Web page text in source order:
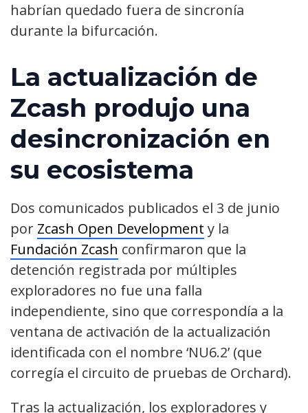
habrían quedado fuera de sincronía
durante la bifurcación.
La actualización de
Zcash produjo una
desincronización en
su ecosistema
Dos comunicados publicados el 3 de junio
por Zcash Open Development y la
Fundación Zcash confirmaron que la
detención registrada por múltiples
exploradores no fue una falla
independiente, sino que correspondía a la
ventana de activación de la actualización
identificada con el nombre ‘NU6.2’ (que
corregía el circuito de pruebas de Orchard).
Tras la actualización, los exploradores y